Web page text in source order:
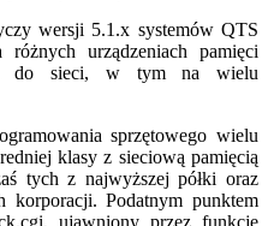
wersji 5.1.x systemów QTS
urządzeniach pamięci
do sieci, w tym na wielu
sprzętowego wielu
klasy z sieciową pamięcią
tych z najwyższej półki oraz
korporacji. Podatnym punktem
ujawniony przez funkcję